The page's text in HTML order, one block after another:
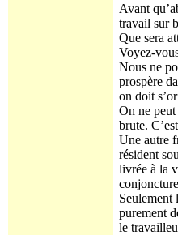
Avant
travail sur
Que sera
Voyez-
Nous ne
prospère
on doit
On ne
brute.
Une autre
résident
livrée à la
Seulement
purement
le